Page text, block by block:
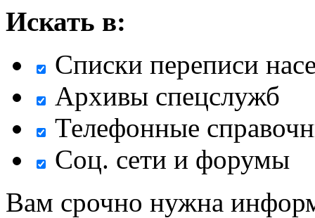
Искать в:
Списки переписи
Архивы спецслужб
Телефонные
Соц. сети и форумы
Вам срочно нужна